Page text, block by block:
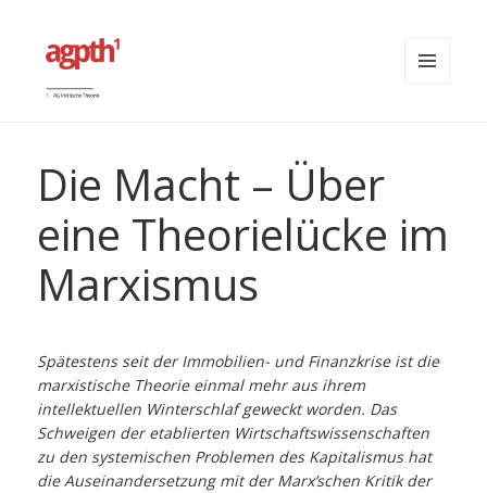
Die Macht – Über
eine Theorielücke im
Marxismus
Spätestens seit der Immobilien- und Finanzkrise ist die
marxistische Theorie einmal mehr aus ihrem
intellektuellen Winterschlaf geweckt worden. Das
Schweigen der etablierten Wirtschaftswissenschaften
zu den systemischen Problemen des Kapitalismus hat
die Auseinandersetzung mit der Marx’schen Kritik der